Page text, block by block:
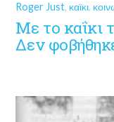
Roger Just, καϊκι,
Με το καΐκι
Δεν